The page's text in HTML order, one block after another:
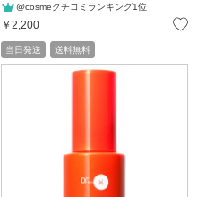
お気に入り
@cosmeクチコミランキング1位
￥2,200
当日発送 送料無料